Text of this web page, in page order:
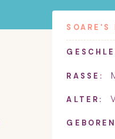
SOARE 'S
RASSE:
ALTER: